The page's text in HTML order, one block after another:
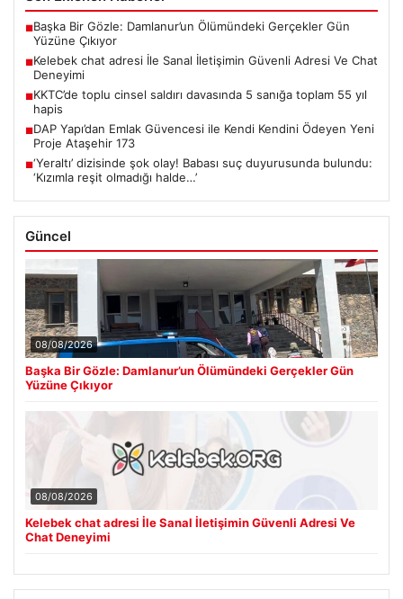
■Başka Bir Gözle: Damlanur’un Ölümündeki Gerçekler Gün
Yüzüne Çıkıyor
■Kelebek chat adresi İle Sanal İletişimin Güvenli Adresi Ve Chat
Deneyimi
■KKTC’de toplu cinsel saldırı davasında 5 sanığa toplam 55 yıl
hapis
■DAP Yapı’dan Emlak Güvencesi ile Kendi Kendini Ödeyen Yeni
Proje Ataşehir 173
■‘Yeraltı’ dizisinde şok olay! Babası suç duyurusunda bulundu:
‘Kızımla reşit olmadığı halde…’
Güncel
08/08/2026
Başka Bir Gözle: Damlanur’un Ölümündeki Gerçekler Gün
Yüzüne Çıkıyor
08/08/2026
Kelebek chat adresi İle Sanal İletişimin Güvenli Adresi Ve
Chat Deneyimi